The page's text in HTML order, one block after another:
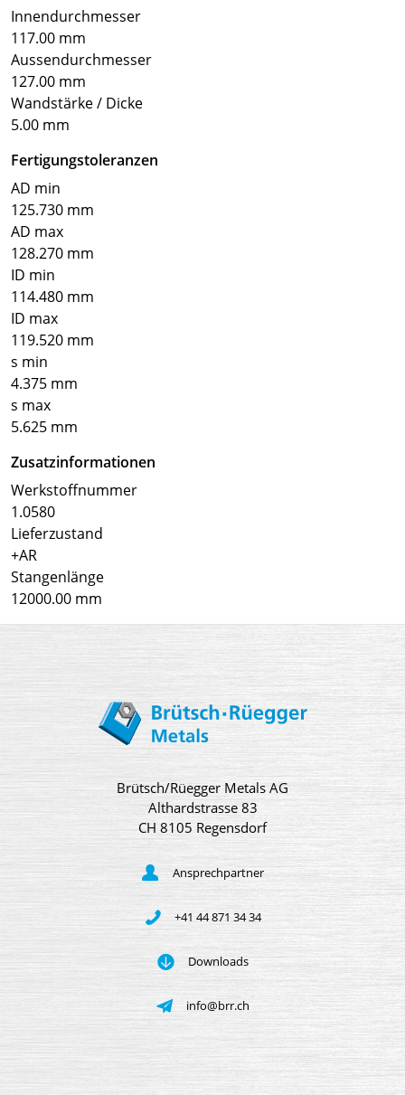
Innendurchmesser
117.00 mm
Aussendurchmesser
127.00 mm
Wandstärke / Dicke
5.00 mm
Fertigungstoleranzen
AD min
125.730 mm
AD max
128.270 mm
ID min
114.480 mm
ID max
119.520 mm
s min
4.375 mm
s max
5.625 mm
Zusatzinformationen
Werkstoffnummer
1.0580
Lieferzustand
+AR
Stangenlänge
12000.00 mm
Brütsch/Rüegger Metals AG
Althardstrasse 83
CH 8105 Regensdorf
Ansprechpartner
+41 44 871 34 34
Downloads
info@brr.ch